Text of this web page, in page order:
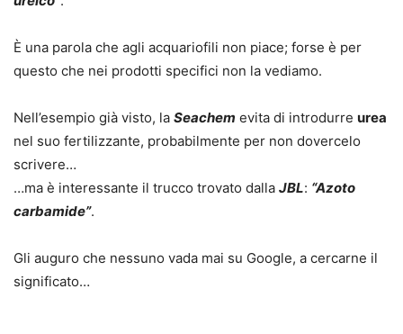
È una parola che agli acquariofili non piace; forse è per
questo che nei prodotti specifici non la vediamo.
Nell’esempio già visto, la Seachem evita di introdurre urea
nel suo fertilizzante, probabilmente per non dovercelo
scrivere…
…ma è interessante il trucco trovato dalla JBL: “Azoto
carbamide”.
Gli auguro che nessuno vada mai su Google, a cercarne il
significato…